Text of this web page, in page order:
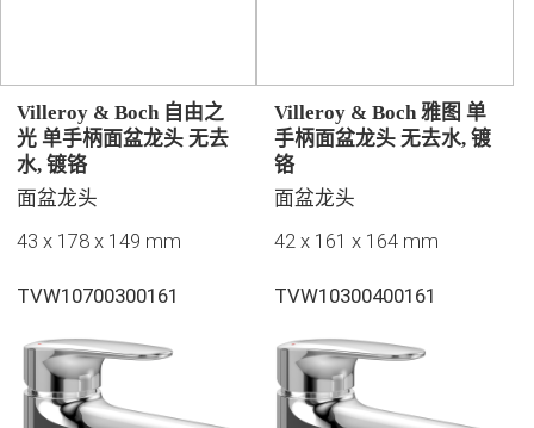
Villeroy & Boch 自由之
光 单手柄面盆龙头 无去
水, 镀铬
面盆龙头
43 x 178 x 149 mm
TVW10700300161
Villeroy & Boch 雅图 单
手柄面盆龙头 无去水, 镀
铬
面盆龙头
42 x 161 x 164 mm
TVW10300400161